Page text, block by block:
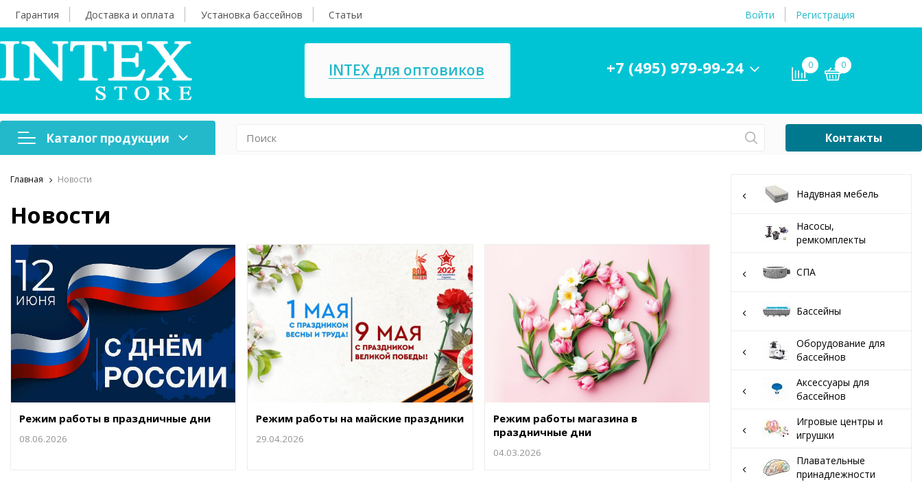
Гарантия Доставка и оплата Установка бассейнов Статьи Войти Регистрация
INTEX для оптовиков +7 (495) 979-99-24 0 0
Каталог продукции
Надувная мебель
Бассейны
Оборудование для
бассейнов
принадлежности
аксессуары
Химия для бассейнов Запчасти для бассейнов
Воздушные насосы Ремкомплекты Уцененный Товар
Контакты
Надувная мебель
Насосы,
ремкомплекты
СПА
Бассейны
Оборудование для
бассейнов
Аксессуары для
бассейнов
Игровые центры и
игрушки
Плавательные
принадлежности
Главная Новости
Новости
Режим работы в праздничные дни
08.06.2026
Режим работы на майские праздники
29.04.2026
Режим работы магазина в
праздничные дни
04.03.2026